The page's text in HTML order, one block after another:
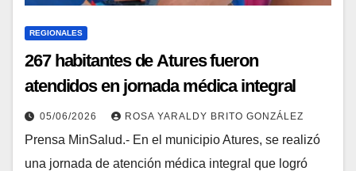
REGIONALES
267 habitantes de Atures fueron
atendidos en jornada médica integral
05/06/2026 ROSA YARALDY BRITO GONZÁLEZ
Prensa MinSalud.- En el municipio Atures, se realizó
una jornada de atención médica integral que logró